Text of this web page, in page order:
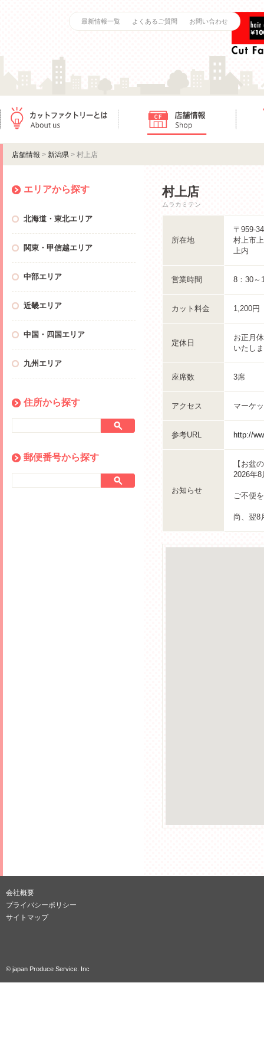
最新情報一覧 よくあるご質問 お問い合わせ
店舗情報 > 新潟県 > 村上店
エリアから探す
北海道・東北エリア
関東・甲信越エリア
中部エリア
近畿エリア
中国・四国エリア
九州エリア
住所から探す
郵便番号から探す
村上店
ムラカミテン
所在地
〒959-
村上市
上内
営業時間 8：30
カット料金 1,200円
定休日
お正月
いたし
座席数 3席
アクセス マーケ
参考URL http://
お知らせ
【お盆
2026年
ご不便
尚、翌8
会社概要
プライバシーポリシー
サイトマップ
© japan Produce Service. Inc